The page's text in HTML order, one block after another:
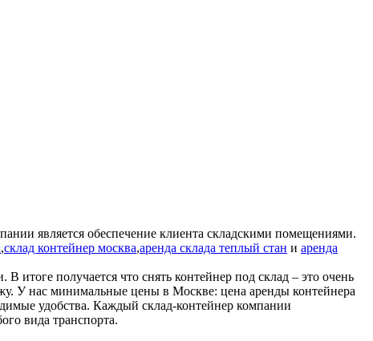
является обеспечение клиента складскими помещениями.
,склад контейнер москва,аренда склада теплый стан и аренда
итоге получается что снять контейнер под склад – это очень
У нас минимальные цены в Москве: цена аренды контейнера
удобства. Каждый склад-контейнер компании
вида транспорта.